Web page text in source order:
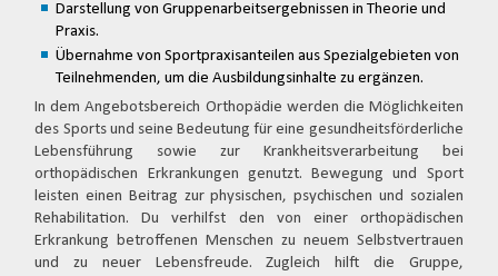
Darstellung von Gruppenarbeitsergebnissen in Theorie und
Praxis.
Übernahme von Sportpraxisanteilen aus Spezialgebieten von
Teilnehmenden, um die Ausbildungsinhalte zu ergänzen.
In dem Angebotsbereich Orthopädie werden die Möglichkeiten
des Sports und seine Bedeutung für eine gesundheitsförderliche
Lebensführung sowie zur Krankheitsverarbeitung bei
orthopädischen Erkrankungen genutzt. Bewegung und Sport
leisten einen Beitrag zur physischen, psychischen und sozialen
Rehabilitation. Du verhilfst den von einer orthopädischen
Erkrankung betroffenen Menschen zu neuem Selbstvertrauen
und zu neuer Lebensfreude. Zugleich hilft die Gruppe,